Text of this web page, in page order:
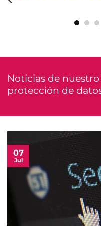
Noticias de
protección de
07
Jul